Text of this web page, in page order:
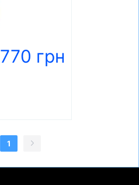
770 грн
1